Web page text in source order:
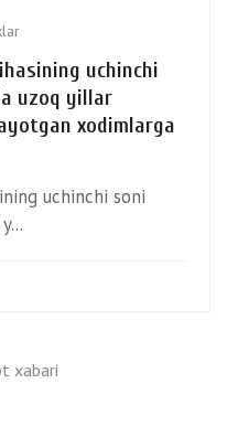
uchinchi
uzoq yillar
xodimlarga
uchinchi soni
xabari